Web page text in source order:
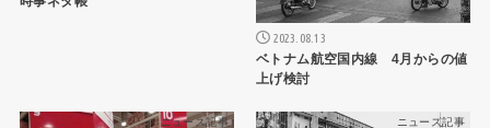
2023.08.13
ベトナム航空国内線 4月からの値
上げ検討
ニュース記事 ニュース記事